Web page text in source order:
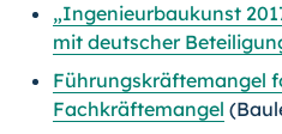
„Ingenieurbaukunst
mit deutscher
Führungskräftemangel
Fachkräftemangel